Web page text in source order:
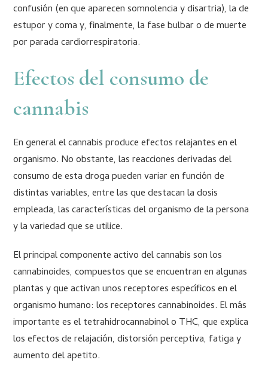
confusión (en que aparecen somnolencia y disartria), la de
estupor y coma y, finalmente, la fase bulbar o de muerte
por parada cardiorrespiratoria.
Efectos del consumo de
cannabis
En general el cannabis produce efectos relajantes en el
organismo. No obstante, las reacciones derivadas del
consumo de esta droga pueden variar en función de
distintas variables, entre las que destacan la dosis
empleada, las características del organismo de la persona
y la variedad que se utilice.
El principal componente activo del cannabis son los
cannabinoides, compuestos que se encuentran en algunas
plantas y que activan unos receptores específicos en el
organismo humano: los receptores cannabinoides. El más
importante es el tetrahidrocannabinol o THC, que explica
los efectos de relajación, distorsión perceptiva, fatiga y
aumento del apetito.